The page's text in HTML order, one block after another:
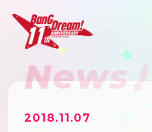
Home
Live•Event
News
2018.11.07